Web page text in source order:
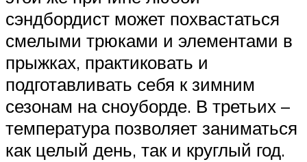
сэндбордист может похвастаться
смелыми трюками и элементами в
прыжках, практиковать и
подготавливать себя к зимним
сезонам на сноуборде. В третьих –
температура позволяет заниматься
как целый день, так и круглый год.